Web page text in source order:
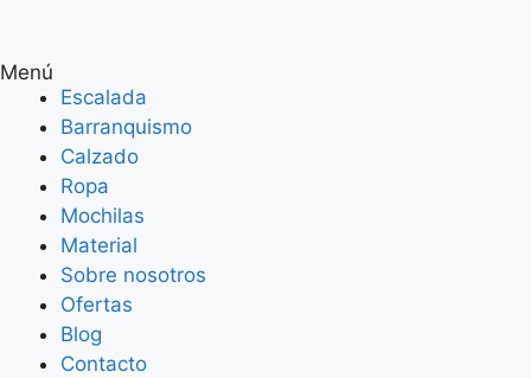
Menú
Escalada
Barranquismo
Calzado
Ropa
Mochilas
Material
Sobre nosotros
Ofertas
Blog
Contacto